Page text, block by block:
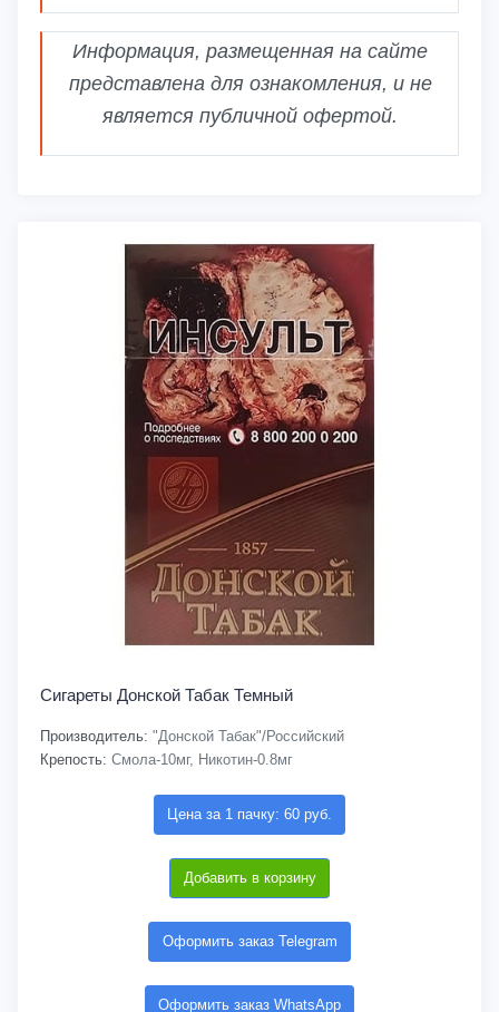
Информация, размещенная на сайте
представлена для ознакомления, и не
является публичной офертой.
Сигареты Донской Табак Темный
Производитель: "Донской Табак"/Российский
Крепость: Смола-10мг, Никотин-0.8мг
Цена за 1 пачку: 60 руб.
Добавить в корзину
Оформить заказ Telegram
Оформить заказ WhatsApp